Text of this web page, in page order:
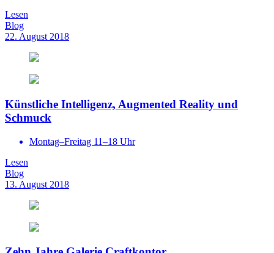
Lesen
Blog
22. August 2018
Künstliche Intelligenz, Augmented Reality und
Schmuck
Montag–Freitag 11–18 Uhr
Lesen
Blog
13. August 2018